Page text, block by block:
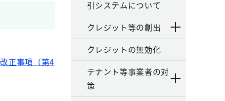
正事項（第4
引システムについて
クレジット等の創出
クレジットの無効化
テナント等事業者の対
策